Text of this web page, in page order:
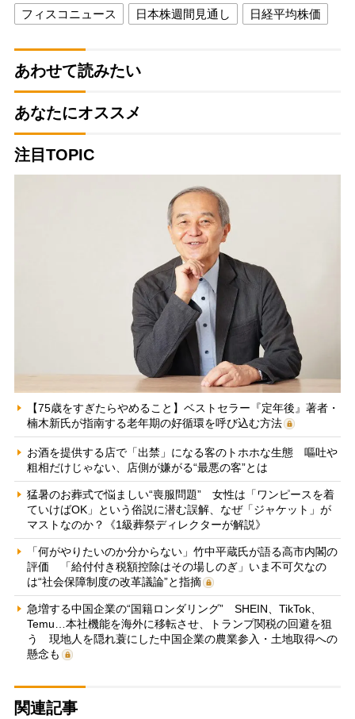
フィスコニュース 日本株週間見通し 日経平均株価
あわせて読みたい
あなたにオススメ
注目TOPIC
【75歳をすぎたらやめること】ベストセラー『定年後』著者・
楠木新氏が指南する老年期の好循環を呼び込む方法
お酒を提供する店で「出禁」になる客のトホホな生態 嘔吐や
粗相だけじゃない、店側が嫌がる“最悪の客”とは
猛暑のお葬式で悩ましい“喪服問題” 女性は「ワンピースを着
ていけばOK」という俗説に潜む誤解、なぜ「ジャケット」が
マストなのか？《1級葬祭ディレクターが解説》
「何がやりたいのか分からない」竹中平蔵氏が語る高市内閣の
評価 「給付付き税額控除はその場しのぎ」いま不可欠なの
は“社会保障制度の改革議論”と指摘
急増する中国企業の“国籍ロンダリング” SHEIN、TikTok、
Temu…本社機能を海外に移転させ、トランプ関税の回避を狙
う 現地人を隠れ蓑にした中国企業の農業参入・土地取得への
懸念も
関連記事